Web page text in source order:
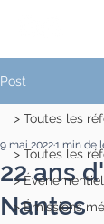
Post
> Toutes les
>
> Émissions
> Toutes les
22 ans
Nantes
9 mai 20221 min de